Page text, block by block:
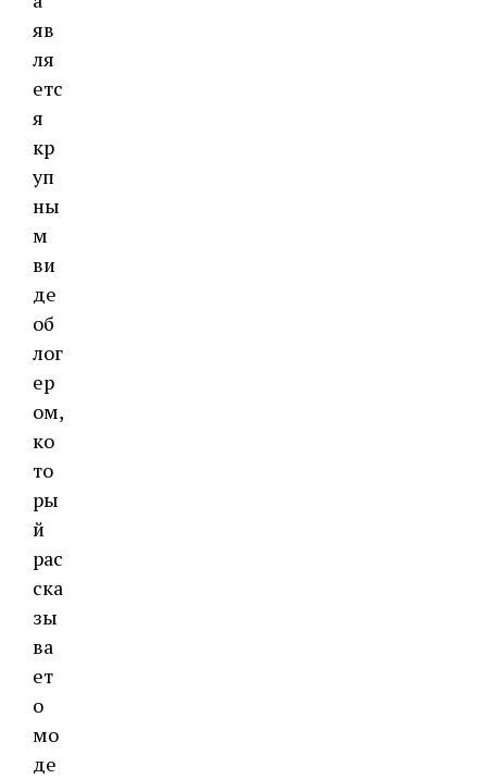
яв
ля
етс
я
кр
уп
ны
м
ви
де
об
лог
ер
ом,
ко
то
ры
й
рас
ска
зы
ва
ет
о
мо
де